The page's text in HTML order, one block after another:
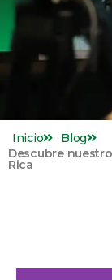
Inicio
Blog
Descubre
Rica